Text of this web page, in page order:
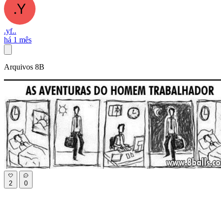
.yf..
há 1 mês
Arquivos 8B
2 0